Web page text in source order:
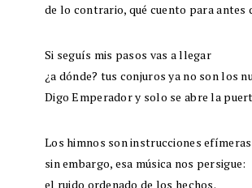
de lo contrario, qué cuento para antes
Si seguís mis pasos vas a llegar
¿a dónde? tus conjuros ya no son los
Digo Emperador y solo se abre la
Los himnos son instrucciones efímeras
sin embargo, esa música nos persigue:
el ruido ordenado de los hechos.